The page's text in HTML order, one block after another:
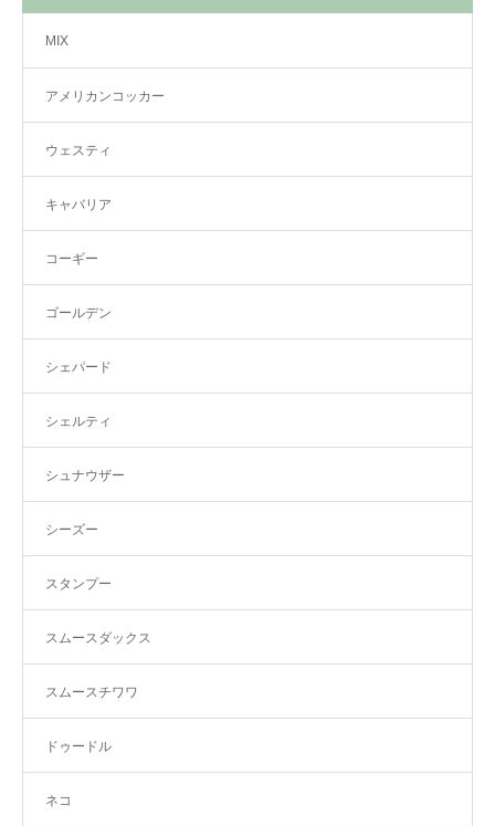
MIX
アメリカンコッカー
ウェスティ
キャバリア
コーギー
ゴールデン
シェパード
シェルティ
シュナウザー
シーズー
スタンプー
スムースダックス
スムースチワワ
ドゥードル
ネコ